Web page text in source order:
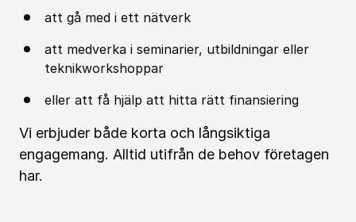
att gå med i ett nätverk
att medverka i seminarier, utbildningar eller
teknikworkshoppar
eller att få hjälp att hitta rätt finansiering
Vi erbjuder både korta och långsiktiga
engagemang. Alltid utifrån de behov företagen
har.